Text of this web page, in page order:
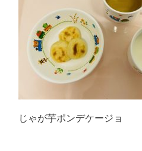
じゃが芋ポンデケージョ